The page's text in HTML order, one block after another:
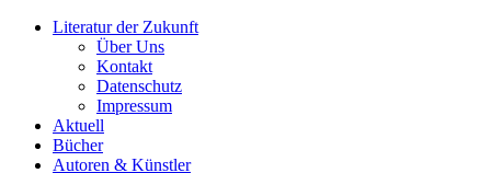
Literatur der Zukunft
Über Uns
Kontakt
Datenschutz
Impressum
Aktuell
Bücher
Autoren & Künstler